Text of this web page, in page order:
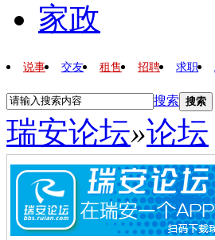
家政
说事 交友 租售 招聘 求职
搜索 搜索
瑞安论坛»论坛